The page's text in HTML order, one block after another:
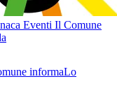
Eventi Il Comune
informaLo